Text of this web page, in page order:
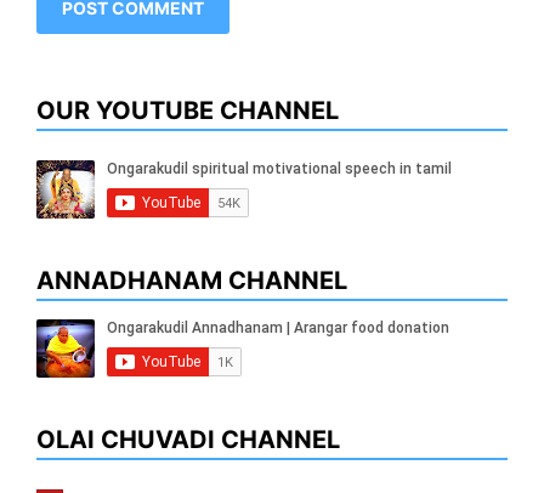
OUR YOUTUBE CHANNEL
ANNADHANAM CHANNEL
OLAI CHUVADI CHANNEL